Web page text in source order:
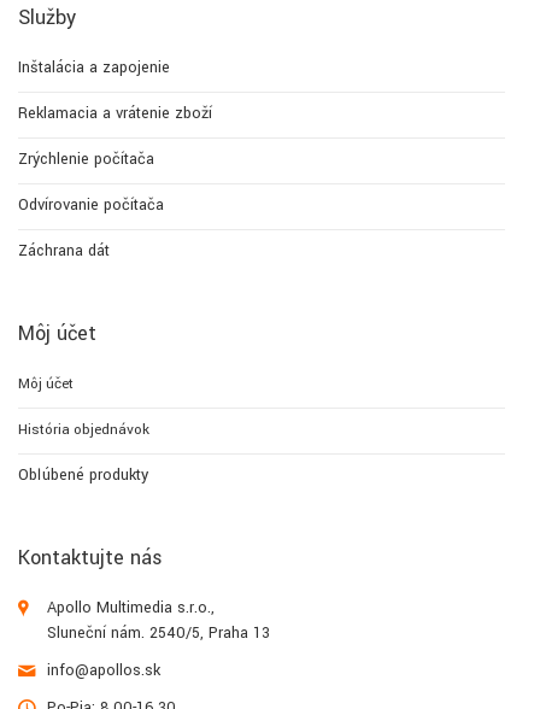
Služby
Inštalácia a zapojenie
Reklamacia a vrátenie zboží
Zrýchlenie počítača
Odvírovanie počítača
Záchrana dát
Môj účet
Môj účet
História objednávok
Obľúbené produkty
Kontaktujte nás
Apollo Multimedia s.r.o.,
Sluneční nám. 2540/5, Praha 13
info@apollos.sk